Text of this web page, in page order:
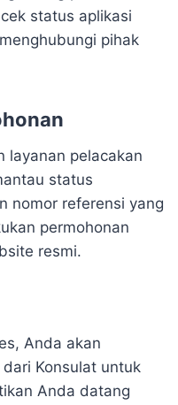
status aplikasi
pihak
layanan pelacakan
status
nomor referensi yang
permohonan
resmi.
Anda akan
Konsulat untuk
Anda datang